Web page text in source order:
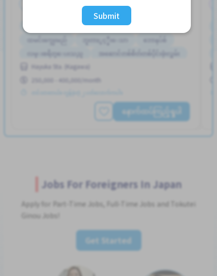
စက္ဘီးထားရန္ေနရာရွိျခင္း
ဘောနပ်စ်
လမ္းစရိတ္ေပးသည္
အဆောင်တစ်စိတ်တစ်ပိုင်းဖုံးလွှမ်း
အမျိုးသမီး ပို၍လိုလားသည်
Hayuka Sta. (Kagawa)
250,000 - 400,000/month
နောက်ထပ်ကြည့်ရှုပါ
Jobs For Foreigners In Japan
Apply for Part-Time Jobs, Full-Time Jobs and Tokutei
Ginou Jobs!
Get Started
Submit